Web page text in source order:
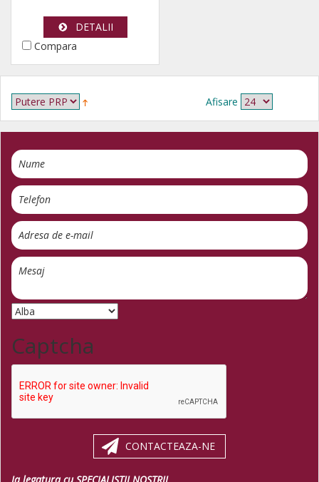
DETALII
Compara
Afisare
Captcha
CONTACTEAZA-NE